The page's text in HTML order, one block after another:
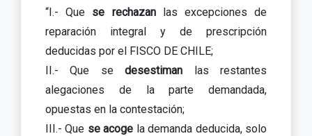
“I.- Que se rechazanlas excepciones de
reparación integral y de prescripción
deducidas por el FISCO DE CHILE;
II.- Que sedesestiman las restantes
alegaciones de la parte demandada,
opuestas en la contestación;
III.- Que se acoge la demanda deducida, solo